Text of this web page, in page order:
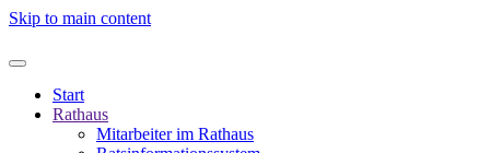
Skip to main content
Start
Rathaus
Mitarbeiter im Rathaus